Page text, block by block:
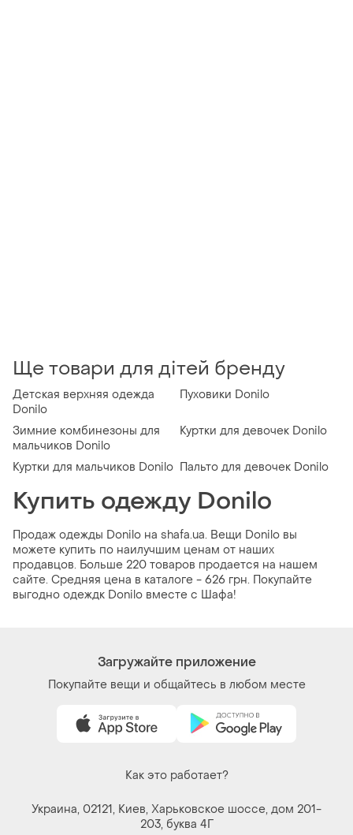
Ще товари для дітей бренду
Детская верхняя одежда
Donilo
Пуховики Donilo
Зимние комбинезоны для
мальчиков Donilo
Куртки для девочек Donilo
Куртки для мальчиков Donilo Пальто для девочек Donilo
Купить одежду Donilo
Продаж одежды Donilo на shafa.ua. Вещи Donilo вы
можете купить по наилучшим ценам от наших
продавцов. Больше 220 товаров продается на нашем
сайте. Средняя цена в каталоге - 626 грн. Покупайте
выгодно одеждк Donilo вместе с Шафа!
Загружайте приложение
Покупайте вещи и общайтесь в любом месте
Как это работает?
Украина, 02121, Киев, Харьковское шоссе, дом 201-
203, буква 4Г